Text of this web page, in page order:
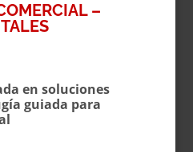
–
en soluciones
guiada para